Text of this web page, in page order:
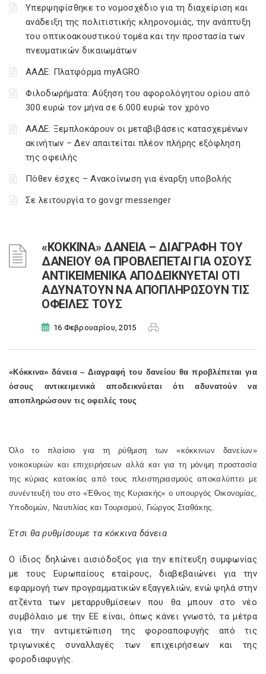
Υπερψηφίσθηκε το νομοσχέδιο για τη διαχείριση και
ανάδειξη της πολιτιστικής κληρονομιάς, την ανάπτυξη
του οπτικοακουστικού τομέα και την προστασία των
πνευματικών δικαιωμάτων
ΑΑΔΕ: Πλατφόρμα myAGRO
Φιλοδωρήματα: Αύξηση του αφορολόγητου ορίου από
300 ευρώ τον μήνα σε 6.000 ευρώ τον χρόνο
ΑΑΔΕ: Ξεμπλοκάρουν οι μεταβιβάσεις κατασχεμένων
ακινήτων – Δεν απαιτείται πλέον πλήρης εξόφληση
της οφειλής
Πόθεν έσχες – Ανακοίνωση για έναρξη υποβολής
Σε λειτουργία το gov.gr messenger
«ΚΟΚΚΙΝΑ» ΔΑΝΕΙΑ – ΔΙΑΓΡΑΦΗ ΤΟΥ
ΔΑΝΕΙΟΥ ΘΑ ΠΡΟΒΛΕΠΕΤΑΙ ΓΙΑ ΟΣΟΥΣ
ΑΝΤΙΚΕΙΜΕΝΙΚΑ ΑΠΟΔΕΙΚΝΥΕΤΑΙ ΟΤΙ
ΑΔΥΝΑΤΟΥΝ ΝΑ ΑΠΟΠΛΗΡΩΣΟΥΝ ΤΙΣ
ΟΦΕΙΛΕΣ ΤΟΥΣ
16 Φεβρουαρίου, 2015
«Κόκκινα» δάνεια – Διαγραφή του δανείου θα προβλέπεται για
όσους αντικειμενικά αποδεικνύεται ότι αδυνατούν να
αποπληρώσουν τις οφειλές τους
Όλο το πλαίσιο για τη ρύθμιση των «κόκκινων δανείων»
νοικοκυριών και επιχειρήσεων αλλά και για τη μόνιμη προστασία
της κύριας κατοικίας από τους πλειστηριασμούς αποκαλύπτει με
συνέντευξή του στο «Έθνος της Κυριακής» ο υπουργός Οικονομίας,
Υποδομών, Ναυτιλίας και Τουρισμού, Γιώργος Σταθάκης.
Έτσι θα ρυθμίσουμε τα κόκκινα δάνεια
Ο ίδιος δηλώνει αισιόδοξος για την επίτευξη συμφωνίας
με τους Ευρωπαίους εταίρους, διαβεβαιώνει για την
εφαρμογή των προγραμματικών εξαγγελιών, ενώ ψηλά στην
ατζέντα των μεταρρυθμίσεων που θα μπουν στο νέο
συμβόλαιο με την ΕΕ είναι, όπως κάνει γνωστό, τα μέτρα
για την αντιμετώπιση της φοροαποφυγής από τις
τριγωνικές συναλλαγές των επιχειρήσεων και της
φοροδιαφυγής.